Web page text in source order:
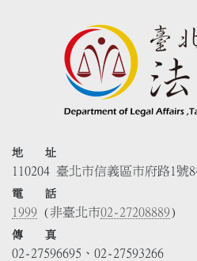
地 址
110204 臺北市信義區市府路1號
電 話
1999 (非臺北市02-27208889)
傳 真
02-27596695、02-27593266